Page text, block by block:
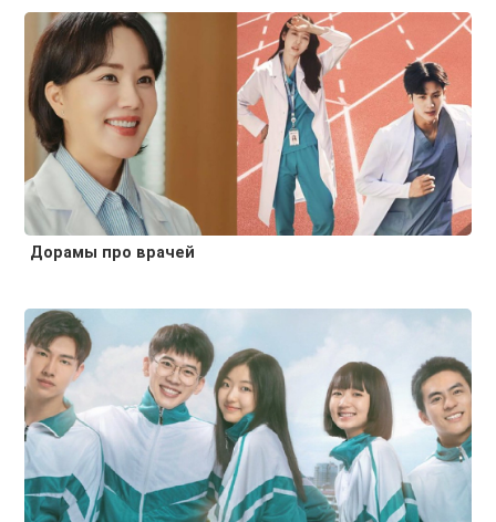
Дорамы про врачей